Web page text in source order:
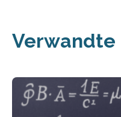
Verwandte